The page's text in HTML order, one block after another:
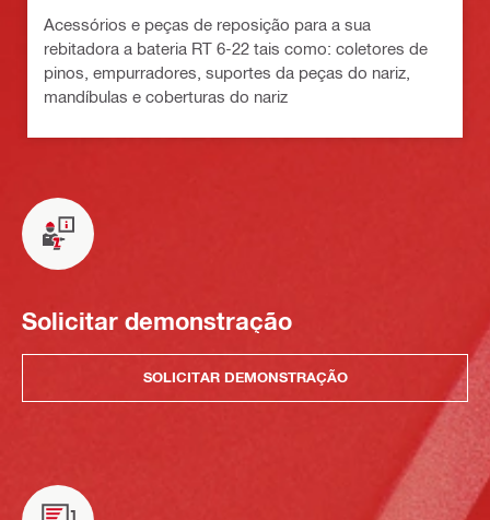
Acessórios e peças de reposição para a sua
rebitadora a bateria RT 6-22 tais como: coletores de
pinos, empurradores, suportes da peças do nariz,
mandíbulas e coberturas do nariz
Solicitar demonstração
SOLICITAR DEMONSTRAÇÃO